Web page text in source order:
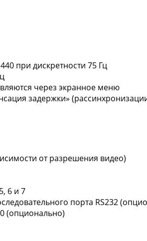
при дискретности 75 Гц
через экранное меню
задержки»
от разрешения видео)
6 и 7
порта RS232
(опционально)